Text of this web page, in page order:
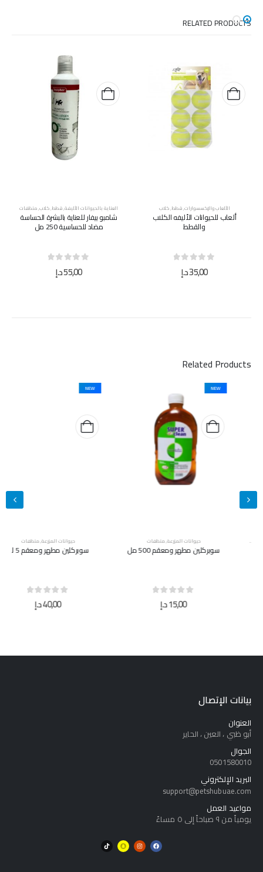
RELATED PRODUCTS
الألعاب والإكسسوارات,قطط,كلاب
ألعاب للحيوانات الأليفه الكلاب
والقطط
35,00د.إ
العناية بالحيوانات الأليفة,قطط,كلاب,منظفات
شامبو بيفار للعناية بالبشرة الحساسة
مضاد للحساسية 250 مل
55,00د.إ
Related Products
حيوانات المزرعة,منظفات
سوبركلين مطهر ومعقم 500 مل
د.إ
حيوانات المزرعة,منظفات
سوبركلين مطهر ومعقم 5 لتر
د.إ
بيانات الإتصال
العنوان
أبو ظبي ، العين ، الحاير
الجوال
0501580010
البريد الإلكتروني
support@petshubuae.com
مواعيد العمل
يومياً من ٩ صباحاً إلى ٥ مساءً